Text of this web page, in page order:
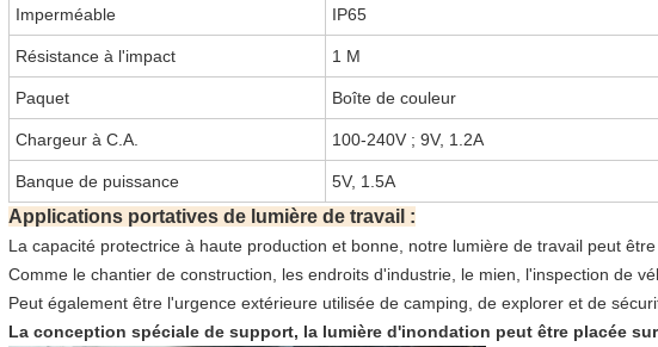
Imperméable IP65
Résistance à l'impact 1 M
Paquet Boîte de couleur
Chargeur à C.A. 100-240V ; 9V, 1.2A
Banque de puissance 5V, 1.5A
Applications portatives de lumière de travail :
La capacité protectrice à haute production et bonne, notre lumière de travail peut
Comme le chantier de construction, les endroits d'industrie, le mien, l'inspection de
Peut également être l'urgence extérieure utilisée de camping, de explorer et de
La conception spéciale de support, la lumière d'inondation peut être placée